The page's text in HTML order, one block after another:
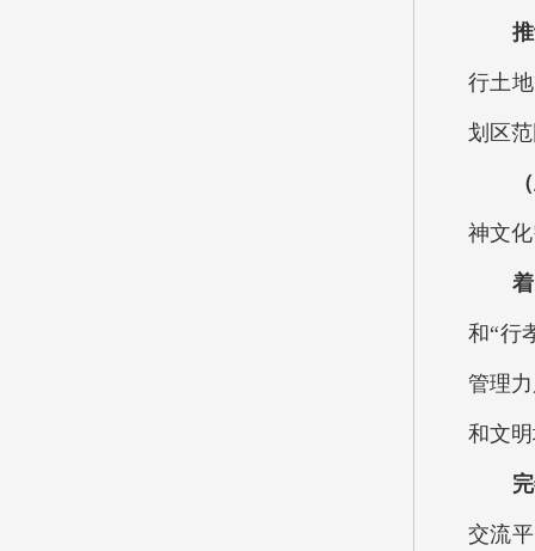
推
行土
划区
（五
神文
着
和“行
管理
和文
完
交流